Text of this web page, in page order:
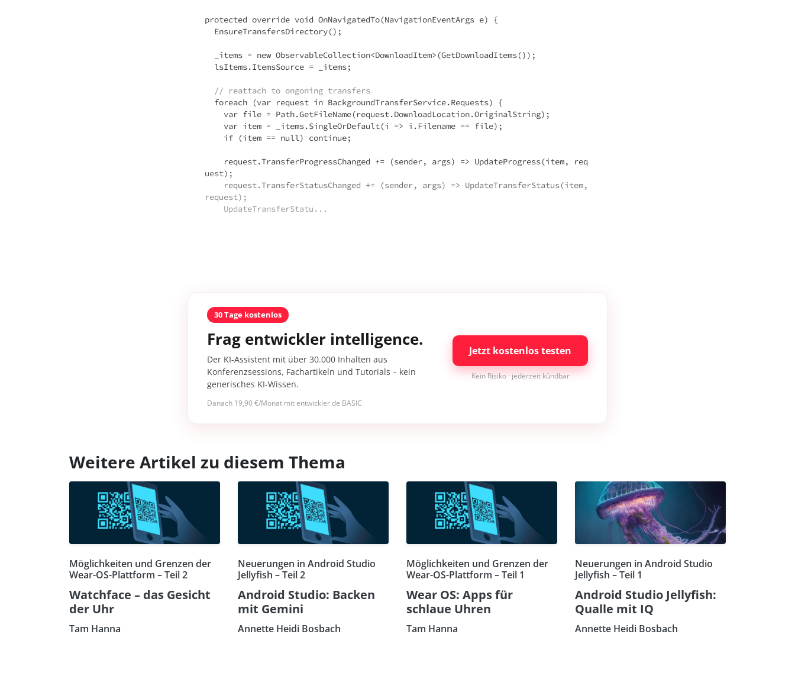
protected override void OnNavigatedTo(NavigationEventArgs e) {
// reattach to ongoning transfers
uest);
request);
    UpdateTransferStatu...
30 Tage kostenlos
Frag entwickler intelligence.
Der KI-Assistent mit über 30.000 Inhalten aus
Konferenzsessions, Fachartikeln und Tutorials – kein
generisches KI-Wissen.
Danach 19,90 €/Monat mit entwickler.de BASIC
Jetzt kostenlos testen
Kein Risiko · jederzeit kündbar
Weitere Artikel zu diesem Thema
Möglichkeiten und Grenzen der
Wear-OS-Plattform – Teil 2
Watchface – das Gesicht
der Uhr
Tam Hanna
Neuerungen in Android Studio
Jellyfish – Teil 2
Android Studio: Backen
mit Gemini
Annette Heidi Bosbach
Möglichkeiten und Grenzen der
Wear-OS-Plattform – Teil 1
Wear OS: Apps für
schlaue Uhren
Tam Hanna
Neuerungen in Android Studio
Jellyfish – Teil 1
Android Studio Jellyfish:
Qualle mit IQ
Annette Heidi Bosbach